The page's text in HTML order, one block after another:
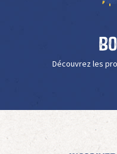
Découvrez les